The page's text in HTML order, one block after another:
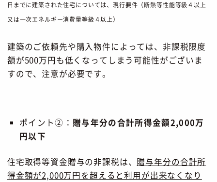
日までに建築された住宅については、現行要件（断熱等性能等級４以上
又は一次エネルギー消費量等級４以上）
建築のご依頼先や購入物件によっては、非課税限度
額が500万円も低くなってしまう可能性がございま
すので、注意が必要です。
ポイント②： 贈与年分の合計所得金額2,000万
円以下
住宅取得等資金贈与の非課税は、 贈与年分の合計所
得金額が2,000万円を超えると利用が出来なくなり